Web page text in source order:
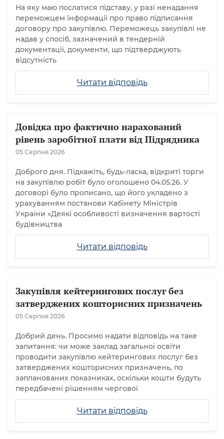
Читати відповідь
На яку маю послатися підставу, у разі ненадання
переможцем інформації про право підписання
договору про закупівлю. Переможець закупівлі не
надав у спосіб, зазначений в тендерній
документації, документи, що підтверджують
відсутність
Довідка про фактично нарахований
рівень заробітної плати від Підрядника
05 Серпня 2026
Читати відповідь
Доброго дня. Підкажіть, будь-ласка, відкриті торги
на закупівлю робіт було оголошено 04.05.26. У
договорі було прописано, що його укладено з
урахуванням постанови Кабінету Міністрів
України «Деякі особливості визначення вартості
будівництва
Закупівля кейтерингових послуг без
затверджених кошторисних призначень
05 Серпня 2026
Читати відповідь
Добрий день. Просимо надати відповідь на таке
запитання: чи може заклад загальної освіти
проводити закупівлю кейтерингових послуг без
затверджених кошторисних призначень, по
запланованих показниках, оскільки кошти будуть
передбачені рішенням чергової